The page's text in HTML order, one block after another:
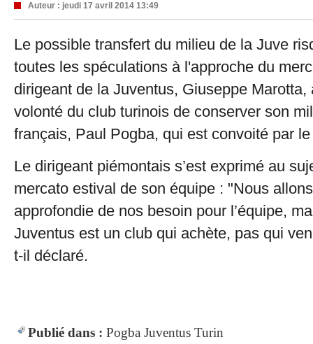
Auteur : jeudi 17 avril 2014 13:49
Le possible transfert du milieu de la Juve
toutes les spéculations à l'approche du
dirigeant de la Juventus, Giuseppe Marotta,
volonté du club turinois de conserver son
français, Paul Pogba, qui est convoité par
Le dirigeant piémontais s’est exprimé au
mercato estival de son équipe : "Nous
approfondie de nos besoin pour l’équipe,
Juventus est un club qui achète, pas qui
t-il déclaré.
Publié dans : Pogba Juventus Turin